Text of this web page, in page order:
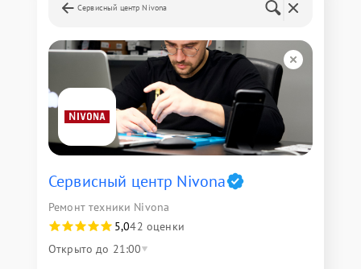
Сервисный центр Nivona
Сервисный центр Nivona
Ремонт техники Nivona
5,042 оценки
Открыто до 21:00